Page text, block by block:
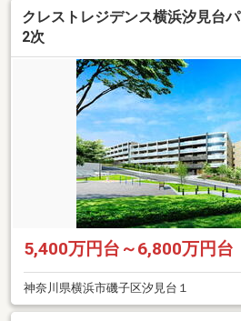
クレストレジデンス横浜汐見台
2次
5,400万円台～6,800万円台
神奈川県横浜市磯子区汐見台１